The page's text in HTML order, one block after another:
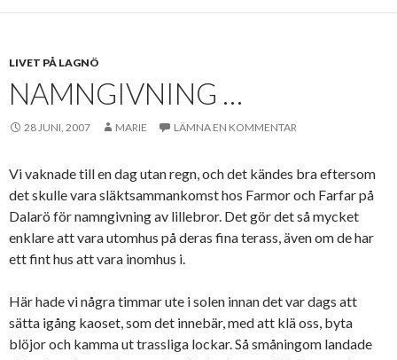
LIVET PÅ LAGNÖ
NAMNGIVNING …
28 JUNI, 2007 MARIE LÄMNA EN KOMMENTAR
Vi vaknade till en dag utan regn, och det kändes bra eftersom
det skulle vara släktsammankomst hos Farmor och Farfar på
Dalarö för namngivning av lillebror. Det gör det så mycket
enklare att vara utomhus på deras fina terass, även om de har
ett fint hus att vara inomhus i.
Här hade vi några timmar ute i solen innan det var dags att
sätta igång kaoset, som det innebär, med att klä oss, byta
blöjor och kamma ut trassliga lockar. Så småningom landade